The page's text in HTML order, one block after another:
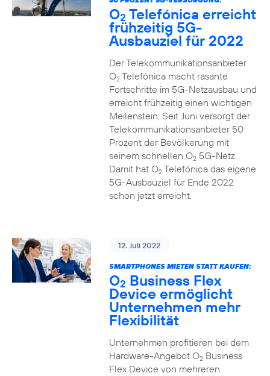
O2 Telefónica erreicht
frühzeitig 5G-
Ausbauziel für 2022
Der Telekommunikationsanbieter
O2Telefónica macht rasante
Fortschritte im 5G-Netzausbau und
erreicht frühzeitig einen wichtigen
Meilenstein: Seit Juni versorgt der
Telekommunikationsanbieter 50
Prozent der Bevölkerung mit
seinem schnellen O25G-Netz.
Damit hat O2Telefónica das eigene
5G-Ausbauziel für Ende 2022
schon jetzt erreicht.
12. Juli 2022
SMARTPHONES MIETEN STATT KAUFEN:
O2 Business Flex
Device ermöglicht
Unternehmen mehr
Flexibilität
Unternehmen profitieren bei dem
Hardware-Angebot O2Business
Flex Device von mehreren